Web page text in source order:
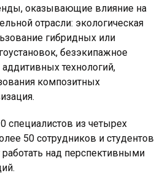
оказывающие влияние на
отрасли: экологическая
гибридных или
безэкипажное
технологий,
композитных
специалистов из четырех
50 сотрудников и студентов
над перспективными